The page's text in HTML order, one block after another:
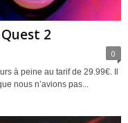
2
0
à peine au tarif de 29.99€. Il
nous n’avions pas...